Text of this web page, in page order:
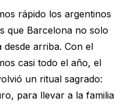
rápido los argentinos
que Barcelona no solo
arriba. Con el
casi todo el año, el
un ritual sagrado:
para llevar a la familia